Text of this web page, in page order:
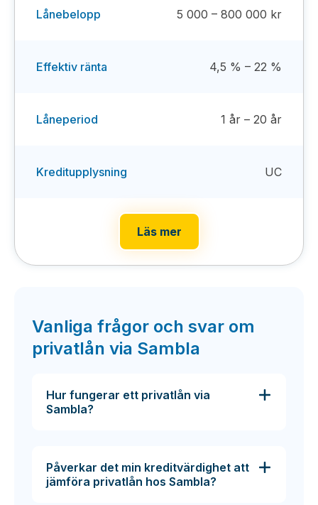
Lånebelopp 5 000 – 800 000 kr
Effektiv ränta 4,5 % – 22 %
Låneperiod 1 år – 20 år
Kreditupplysning UC
Läs mer
Vanliga frågor och svar om
privatlån via Sambla
Hur fungerar ett privatlån via
Sambla?
Påverkar det min kreditvärdighet att
jämföra privatlån hos Sambla?